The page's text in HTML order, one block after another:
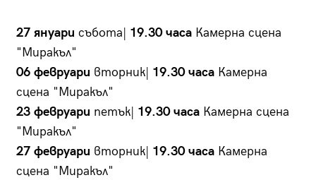
27 януари събота| 19.30 часаКамерна сцена
"Миракъл"
06 февруари вторник| 19.30 часаКамерна
сцена "Миракъл"
23 февруари петък| 19.30 часаКамерна сцена
"Миракъл"
27 февруари вторник| 19.30 часаКамерна
сцена "Миракъл"